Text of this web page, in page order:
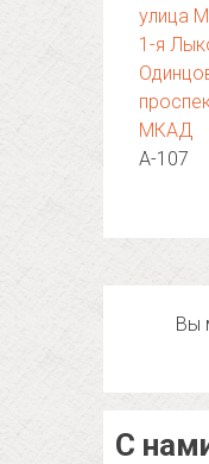
улица
1-я
МКАД
А-107
Вы
С